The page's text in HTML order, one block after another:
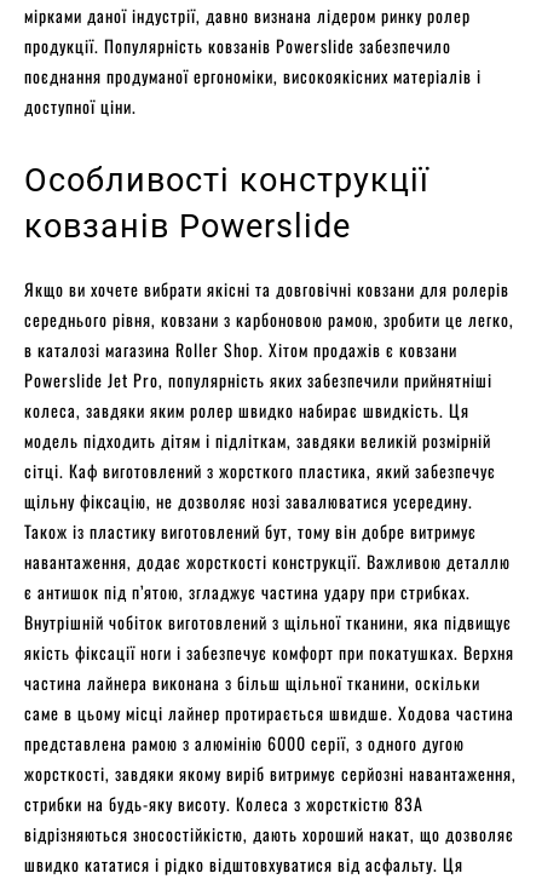
мірками даної індустрії, давно визнана лідером ринку ролер
продукції. Популярність ковзанів Powerslide забезпечило
поєднання продуманої ергономіки, високоякісних матеріалів і
доступної ціни.
Особливості конструкції
ковзанів Powerslide
Якщо ви хочете вибрати якісні та довговічні ковзани для ролерів
середнього рівня, ковзани з карбоновою рамою, зробити це легко,
в каталозі магазина Roller Shop. Хітом продажів є ковзани
Powerslide Jet Pro, популярність яких забезпечили прийнятніші
колеса, завдяки яким ролер швидко набирає швидкість. Ця
модель підходить дітям і підліткам, завдяки великій розмірній
сітці. Каф виготовлений з жорсткого пластика, який забезпечує
щільну фіксацію, не дозволяє нозі завалюватися усередину.
Також із пластику виготовлений бут, тому він добре витримує
навантаження, додає жорсткості конструкції. Важливою деталлю
є антишок під п’ятою, згладжує частина удару при стрибках.
Внутрішній чобіток виготовлений з щільної тканини, яка підвищує
якість фіксації ноги і забезпечує комфорт при покатушках. Верхня
частина лайнера виконана з більш щільної тканини, оскільки
саме в цьому місці лайнер протирається швидше. Ходова частина
представлена ​​рамою з алюмінію 6000 серії, з одного дугою
жорсткості, завдяки якому виріб витримує серйозні навантаження,
стрибки на будь-яку висоту. Колеса з жорсткістю 83А
відрізняються зносостійкістю, дають хороший накат, що дозволяє
швидко кататися і рідко відштовхуватися від асфальту. Ця